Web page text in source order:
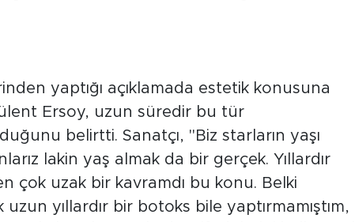
yaptığı açıklamada estetik konusuna
Ersoy, uzun süredir bu tür
belirtti. Sanatçı, "Biz starların yaşı
lakin yaş almak da bir gerçek. Yıllardır
çok uzak bir kavramdı bu konu. Belki
uzun yıllardır bir botoks bile yaptırmamıştım,